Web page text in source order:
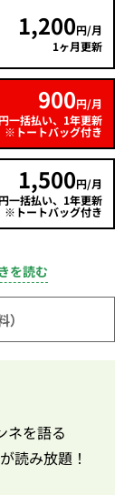
1,200円/月
1ヶ月更新
900円/月
一括払い、1年更新
※トートバッグ付き
1,500円/月
一括払い、1年更新
※トートバッグ付き
を読む
ネを語る
読み放題！